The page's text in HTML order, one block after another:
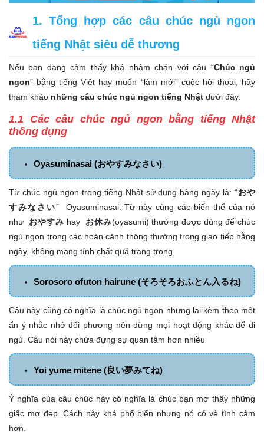
1. Tổng hợp các câu chúc ngủ ngon
tiếng Nhật siêu dễ thương
Nếu bạn đang cảm thấy khá nhàm chán với câu “Chúc ngủ
ngon” bằng tiếng Việt hay muốn “làm mới” cuộc hội thoại, hãy
tham khảo những câu chúc ngủ ngon tiếng Nhật dưới đây:
1.1 Các câu chúc ngủ ngon bằng tiếng Nhật
thông dụng
Oyasuminasai (おやすみなさい)
Từ chúc ngủ ngon trong tiếng Nhật sử dụng hàng ngày là: “おや
すみなさい” Oyasuminasai. Từ này cùng các biến thể của nó
như おやすみ hay お休み(oyasumi) thường được dùng để chúc
ngủ ngon trong các hoàn cảnh thông thường trong giao tiếp hằng
ngày, không mang tính chất quá trang trọng.
Sorosoro ofuton hairune (そろそろおふとん入るね)
Câu này cũng có nghĩa là chúc ngủ ngon nhưng lại kèm theo một
ẩn ý nhắc nhở đối phương nên dừng mọi hoạt động khác để đi
ngủ. Câu nói này chứa đựng sự quan tâm hơn nhiều
Yoi yume mitene (良い夢みてね)
Ý nghĩa của câu chúc này có nghĩa là chúc bạn mơ thấy những
giấc mơ đẹp. Cách này khá phổ biến nhưng nó có vẻ tình cảm
hơn.